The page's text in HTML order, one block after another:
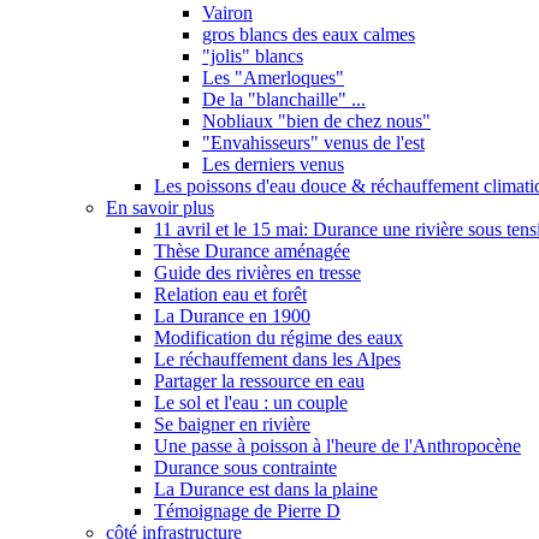
Vairon
gros blancs des eaux calmes
"jolis" blancs
Les "Amerloques"
De la "blanchaille" ...
Nobliaux "bien de chez nous"
"Envahisseurs" venus de l'est
Les derniers venus
Les poissons d'eau douce & réchauffement
En savoir plus
11 avril et le 15 mai: Durance une rivière sous
Thèse Durance aménagée
Guide des rivières en tresse
Relation eau et forêt
La Durance en 1900
Modification du régime des eaux
Le réchauffement dans les Alpes
Partager la ressource en eau
Le sol et l'eau : un couple
Se baigner en rivière
Une passe à poisson à l'heure de l'Anthropocène
Durance sous contrainte
La Durance est dans la plaine
Témoignage de Pierre D
côté infrastructure